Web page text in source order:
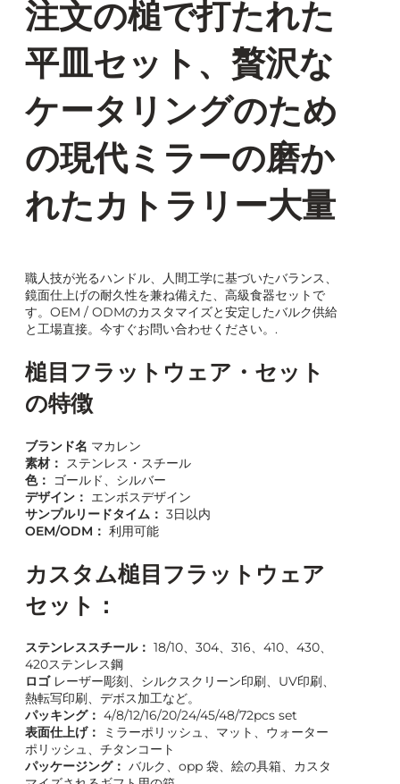
注文の槌で打たれた
平皿セット、贅沢な
ケータリングのため
の現代ミラーの磨か
れたカトラリー大量
職人技が光るハンドル、人間工学に基づいたバランス、
鏡面仕上げの耐久性を兼ね備えた、高級食器セットで
す。OEM / ODMのカスタマイズと安定したバルク供給
と工場直接。今すぐお問い合わせください。.
槌目フラットウェア・セット
の特徴
ブランド名 マカレン
素材： ステンレス・スチール
色： ゴールド、シルバー
デザイン： エンボスデザイン
サンプルリードタイム： 3日以内
OEM/ODM： 利用可能
カスタム槌目フラットウェア
セット：
ステンレススチール： 18/10、304、316、410、430、
420ステンレス鋼
ロゴレーザー彫刻、シルクスクリーン印刷、UV印刷、
熱転写印刷、デボス加工など。
パッキング： 4/8/12/16/20/24/45/48/72pcs set
表面仕上げ：
ミラーポリッシュ、マット、ウォーター
ポリッシュ、チタンコート
パッケージング： バルク、opp 袋、絵の具箱、カスタ